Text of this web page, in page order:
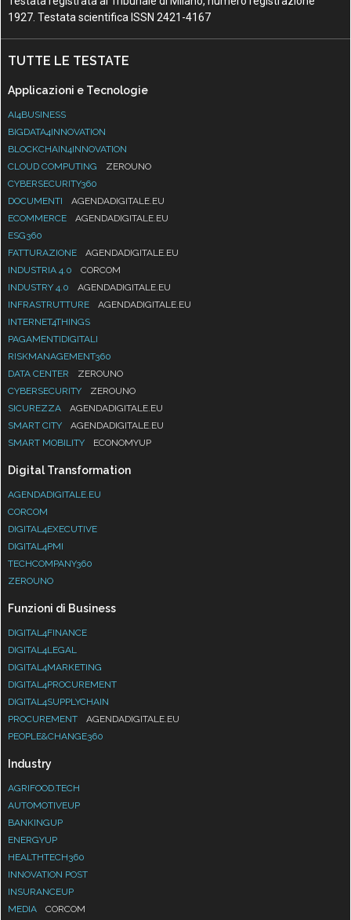
1927. Testata scientifica ISSN 2421-4167
TUTTE LE TESTATE
Applicazioni e Tecnologie
AI4BUSINESS
BIGDATA4INNOVATION
BLOCKCHAIN4INNOVATION
CLOUD COMPUTING
ZEROUNO
CYBERSECURITY360
DOCUMENTI
AGENDADIGITALE.EU
ECOMMERCE
AGENDADIGITALE.EU
ESG360
FATTURAZIONE
AGENDADIGITALE.EU
INDUSTRIA 4.0
CORCOM
INDUSTRY 4.0
AGENDADIGITALE.EU
INFRASTRUTTURE
AGENDADIGITALE.EU
INTERNET4THINGS
PAGAMENTIDIGITALI
RISKMANAGEMENT360
DATA CENTER
ZEROUNO
CYBERSECURITY
ZEROUNO
SICUREZZA
AGENDADIGITALE.EU
SMART CITY
AGENDADIGITALE.EU
SMART MOBILITY
ECONOMYUP
Digital Transformation
AGENDADIGITALE.EU
CORCOM
DIGITAL4EXECUTIVE
DIGITAL4PMI
TECHCOMPANY360
ZEROUNO
Funzioni di Business
DIGITAL4FINANCE
DIGITAL4LEGAL
DIGITAL4MARKETING
DIGITAL4PROCUREMENT
DIGITAL4SUPPLYCHAIN
PROCUREMENT
AGENDADIGITALE.EU
PEOPLE&CHANGE360
Industry
AGRIFOOD.TECH
AUTOMOTIVEUP
BANKINGUP
ENERGYUP
HEALTHTECH360
INNOVATION POST
INSURANCEUP
MEDIA
CORCOM